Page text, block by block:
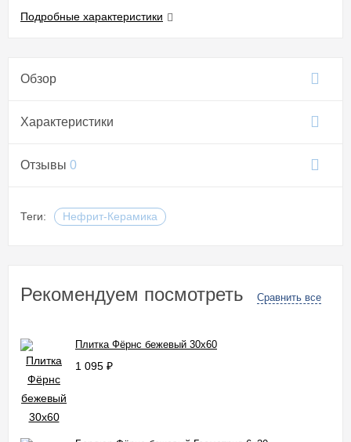
Подробные характеристики
Обзор
Характеристики
Отзывы 0
Теги: Нефрит-Керамика
Рекомендуем посмотреть Сравнить все
Плитка Фёрнс бежевый 30x60
1 095 ₽